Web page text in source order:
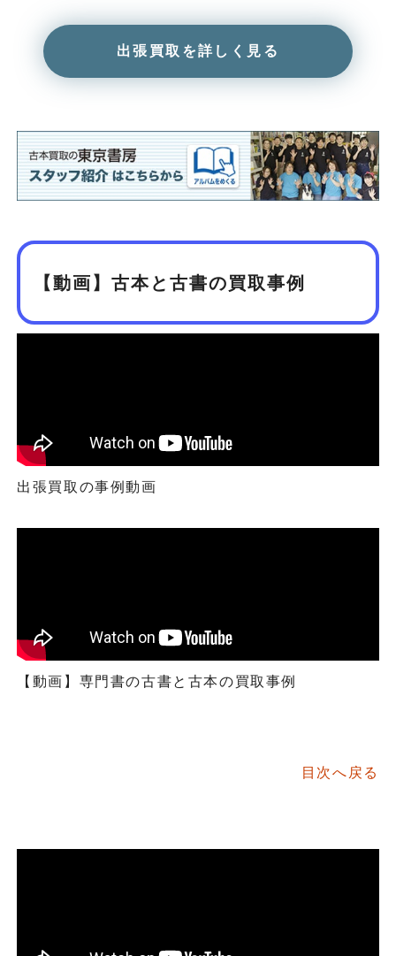
出張買取を詳しく見る
【動画】古本と古書の買取事例
出張買取の事例動画
【動画】専門書の古書と古本の買取事例
目次へ戻る